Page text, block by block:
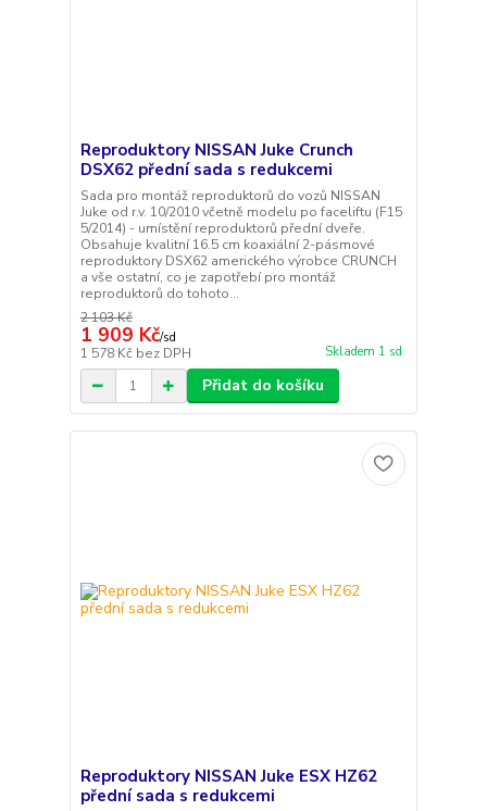
Reproduktory NISSAN Juke Crunch
DSX62 přední sada s redukcemi
Sada pro montáž reproduktorů do vozů NISSAN
Juke od r.v. 10/2010 včetně modelu po faceliftu (F15
5/2014) - umístění reproduktorů přední dveře.
Obsahuje kvalitní 16.5 cm koaxiální 2-pásmové
reproduktory DSX62 amerického výrobce CRUNCH
a vše ostatní, co je zapotřebí pro montáž
reproduktorů do tohoto...
2 103 Kč
1 909 Kč/sd
1 578 Kč bez DPH Skladem 1 sd
Přidat do košíku
Reproduktory NISSAN Juke ESX HZ62
přední sada s redukcemi